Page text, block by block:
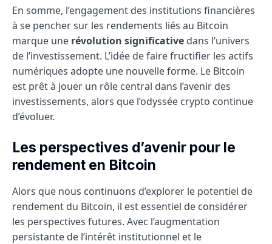
En somme, l’engagement des institutions financières
à se pencher sur les rendements liés au Bitcoin
marque une révolution significative dans l’univers
de l’investissement. L’idée de faire fructifier les actifs
numériques adopte une nouvelle forme. Le Bitcoin
est prêt à jouer un rôle central dans l’avenir des
investissements, alors que l’odyssée crypto continue
d’évoluer.
Les perspectives d’avenir pour le
rendement en Bitcoin
Alors que nous continuons d’explorer le potentiel de
rendement du Bitcoin, il est essentiel de considérer
les perspectives futures. Avec l’augmentation
persistante de l’intérêt institutionnel et le